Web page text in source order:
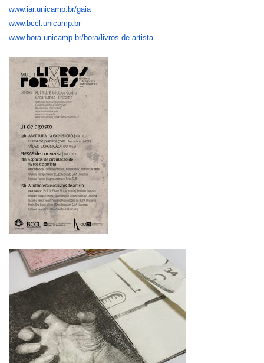
www.iar.unicamp.br/gaia
www.bccl.unicamp.br
www.bora.unicamp.br/bora/livros-de-artista